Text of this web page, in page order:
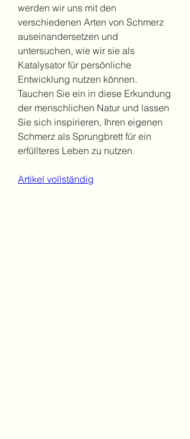
werden wir uns mit den
verschiedenen Arten von Schmerz
auseinandersetzen und
untersuchen, wie wir sie als
Katalysator für persönliche
Entwicklung nutzen können.
Tauchen Sie ein in diese Erkundung
der menschlichen Natur und lassen
Sie sich inspirieren, Ihren eigenen
Schmerz als Sprungbrett für ein
erfüllteres Leben zu nutzen.
Artikel vollständig